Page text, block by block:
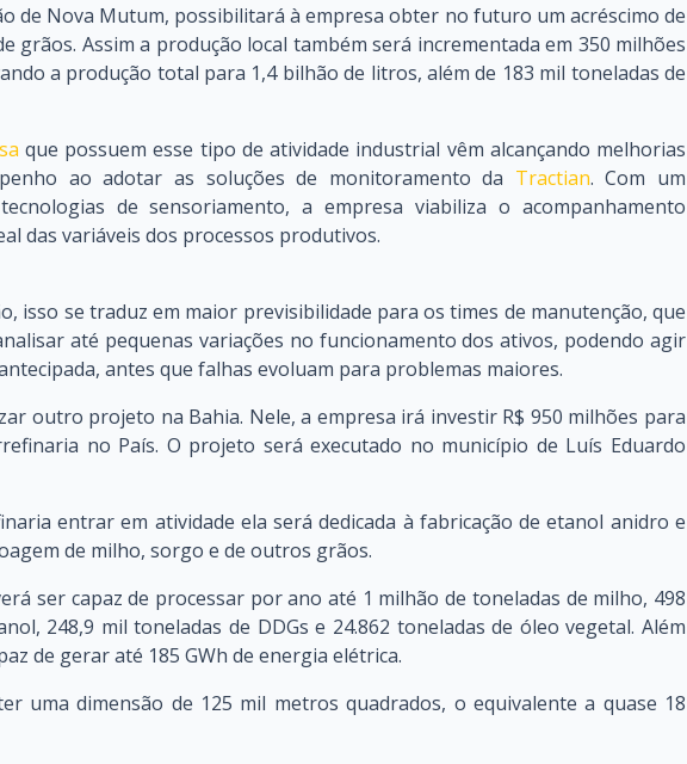
de Nova Mutum, possibilitará à empresa obter no futuro um acréscimo de
grãos. Assim a produção local também será incrementada em 350 milhões
a produção total para 1,4 bilhão de litros, além de 183 mil toneladas de
que possuem esse tipo de atividade industrial vêm alcançando melhorias
ao adotar as soluções de monitoramento da Tractian. Com um
de sensoriamento, a empresa viabiliza o acompanhamento
das variáveis dos processos produtivos.
isso se traduz em maior previsibilidade para os times de manutenção, que
até pequenas variações no funcionamento dos ativos, podendo agir
antes que falhas evoluam para problemas maiores.
outro projeto na Bahia. Nele, a empresa irá investir R$ 950 milhões para
no País. O projeto será executado no município de Luís Eduardo
entrar em atividade ela será dedicada à fabricação de etanol anidro e
de milho, sorgo e de outros grãos.
ser capaz de processar por ano até 1 milhão de toneladas de milho, 498
248,9 mil toneladas de DDGs e 24.862 toneladas de óleo vegetal. Além
de gerar até 185 GWh de energia elétrica.
uma dimensão de 125 mil metros quadrados, o equivalente a quase 18